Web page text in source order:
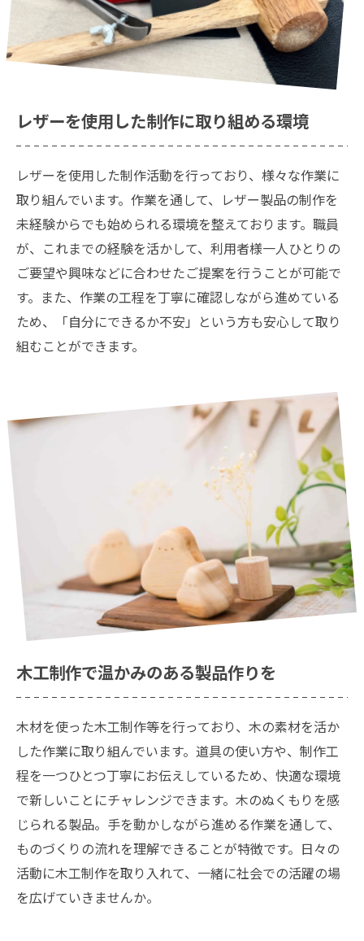
レザーを使用した制作に取り組める環境
レザーを使用した制作活動を行っており、様々な作業に
取り組んでいます。作業を通して、レザー製品の制作を
未経験からでも始められる環境を整えております。職員
が、これまでの経験を活かして、利用者様一人ひとりの
ご要望や興味などに合わせたご提案を行うことが可能で
す。また、作業の工程を丁寧に確認しながら進めている
ため、「自分にできるか不安」という方も安心して取り
組むことができます。
木工制作で温かみのある製品作りを
木材を使った木工制作等を行っており、木の素材を活か
した作業に取り組んでいます。道具の使い方や、制作工
程を一つひとつ丁寧にお伝えしているため、快適な環境
で新しいことにチャレンジできます。木のぬくもりを感
じられる製品。手を動かしながら進める作業を通して、
ものづくりの流れを理解できることが特徴です。日々の
活動に木工制作を取り入れて、一緒に社会での活躍の場
を広げていきませんか。